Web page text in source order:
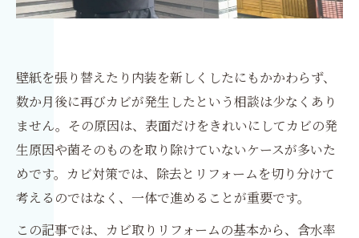
壁紙を張り替えたり内装を新しくしたにもかかわらず、
数か月後に再びカビが発生したという相談は少なくあり
ません。その原因は、表面だけをきれいにしてカビの発
生原因や菌そのものを取り除けていないケースが多いた
めです。カビ対策では、除去とリフォームを切り分けて
考えるのではなく、一体で進めることが重要です。
この記事では、カビ取りリフォームの基本から、含水率